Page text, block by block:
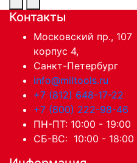
Контакты
Московский пр., 107
корпус 4,
Санкт-Петербург
info@miltools.ru
+7 (812) 648-17-22
+7 (800) 222-98-46
ПН-ПТ: 10:00 - 19:00
СБ-ВС: 10:00 - 18:00